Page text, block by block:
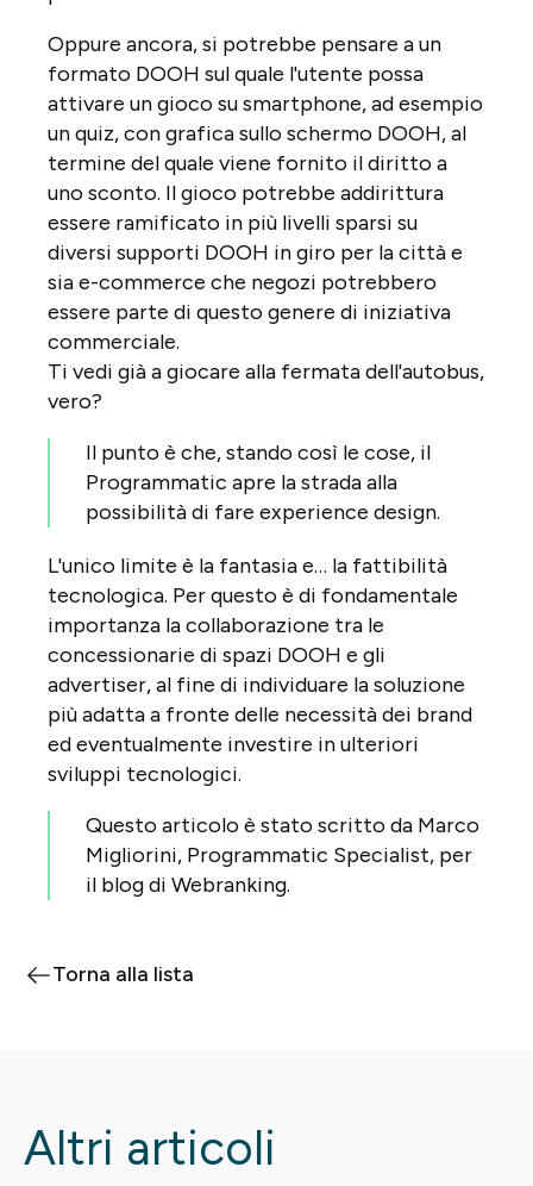
Oppure ancora, si potrebbe pensare a un
formato DOOH sul quale l'utente possa
attivare un gioco su smartphone, ad esempio
un quiz, con grafica sullo schermo DOOH, al
termine del quale viene fornito il diritto a
uno sconto. Il gioco potrebbe addirittura
essere ramificato in più livelli sparsi su
diversi supporti DOOH in giro per la città e
sia e-commerce che negozi potrebbero
essere parte di questo genere di iniziativa
commerciale.
Ti vedi già a giocare alla fermata dell'autobus,
vero?
Il punto è che, stando così le cose, il
Programmatic apre la strada alla
possibilità di fare experience design.
L'unico limite è la fantasia e… la fattibilità
tecnologica. Per questo è di fondamentale
importanza la collaborazione tra le
concessionarie di spazi DOOH e gli
advertiser, al fine di individuare la soluzione
più adatta a fronte delle necessità dei brand
ed eventualmente investire in ulteriori
sviluppi tecnologici.
Questo articolo è stato scritto da Marco
Migliorini, Programmatic Specialist, per
il blog di Webranking.
Torna alla lista
Altri articoli